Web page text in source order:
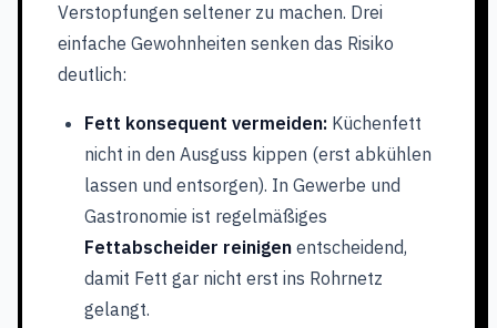
Verstopfungen seltener zu machen. Drei
einfache Gewohnheiten senken das Risiko
deutlich:
Fett konsequent vermeiden: Küchenfett
nicht in den Ausguss kippen (erst abkühlen
lassen und entsorgen). In Gewerbe und
Gastronomie ist regelmäßiges
Fettabscheider reinigen entscheidend,
damit Fett gar nicht erst ins Rohrnetz
gelangt.